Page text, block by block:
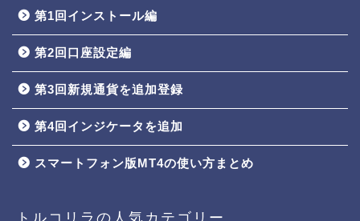
第1回インストール編
第2回口座設定編
第3回新規通貨を追加登録
第4回インジケータを追加
スマートフォン版MT4の使い方まとめ
トルコリラの人気カテゴリー